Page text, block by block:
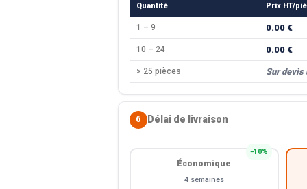
Quantité Prix HT/
1 – 9 0.00 €
10 – 24 0.00 €
> 25 pièces Sur devis
6 Délai de livraison
−10%
Économique
4 semaines